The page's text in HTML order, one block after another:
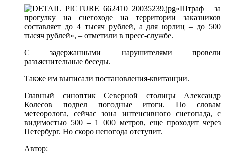
«Штраф за
прогулку на снегоходе на территории заказников
составляет до 4 тысяч рублей, а для юрлиц – до 500
тысяч рублей», – отметили в пресс-службе.
С задержанными нарушителями провели
разъяснительные беседы.
Также им выписали постановления-квитанции.
Главный синоптик Северной столицы Александр
Колесов подвел погодные итоги. По словам
метеоролога, сейчас зона интенсивного снегопада, с
видимостью 500 – 1 000 метров, еще проходит через
Петербург. Но скоро непогода отступит.
Автор: